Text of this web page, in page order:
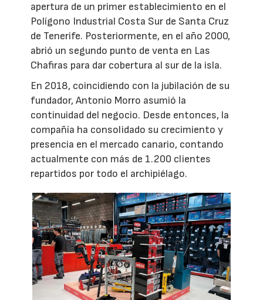
apertura de un primer establecimiento en el
Polígono Industrial Costa Sur de Santa Cruz
de Tenerife. Posteriormente, en el año 2000,
abrió un segundo punto de venta en Las
Chafiras para dar cobertura al sur de la isla.
En 2018, coincidiendo con la jubilación de su
fundador, Antonio Morro asumió la
continuidad del negocio. Desde entonces, la
compañía ha consolidado su crecimiento y
presencia en el mercado canario, contando
actualmente con más de 1.200 clientes
repartidos por todo el archipiélago.